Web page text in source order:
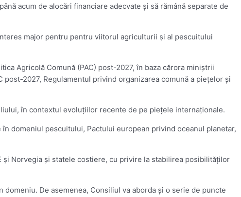
acum de alocări financiare adecvate şi să rămână separate de
major pentru pentru viitorul agriculturii şi al pescuitului
Agricolă Comună (PAC) post-2027, în baza cărora miniştrii
2027, Regulamentul privind organizarea comună a pieţelor şi
în contextul evoluţiilor recente de pe pieţele internaţionale.
domeniul pescuitului, Pactului european privind oceanul planetar,
Norvegia şi statele costiere, cu privire la stabilirea posibilităţilor
De asemenea, Consiliul va aborda şi o serie de puncte